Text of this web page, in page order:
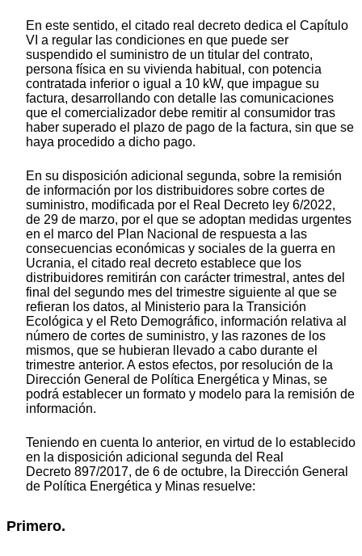
En este sentido, el citado real decreto dedica el Capítulo
VI a regular las condiciones en que puede ser
suspendido el suministro de un titular del contrato,
persona física en su vivienda habitual, con potencia
contratada inferior o igual a 10 kW, que impague su
factura, desarrollando con detalle las comunicaciones
que el comercializador debe remitir al consumidor tras
haber superado el plazo de pago de la factura, sin que se
haya procedido a dicho pago.
En su disposición adicional segunda, sobre la remisión
de información por los distribuidores sobre cortes de
suministro, modificada por el Real Decreto ley 6/2022,
de 29 de marzo, por el que se adoptan medidas urgentes
en el marco del Plan Nacional de respuesta a las
consecuencias económicas y sociales de la guerra en
Ucrania, el citado real decreto establece que los
distribuidores remitirán con carácter trimestral, antes del
final del segundo mes del trimestre siguiente al que se
refieran los datos, al Ministerio para la Transición
Ecológica y el Reto Demográfico, información relativa al
número de cortes de suministro, y las razones de los
mismos, que se hubieran llevado a cabo durante el
trimestre anterior. A estos efectos, por resolución de la
Dirección General de Política Energética y Minas, se
podrá establecer un formato y modelo para la remisión de
información.
Teniendo en cuenta lo anterior, en virtud de lo establecido
en la disposición adicional segunda del Real
Decreto 897/2017, de 6 de octubre, la Dirección General
de Política Energética y Minas resuelve:
Primero.